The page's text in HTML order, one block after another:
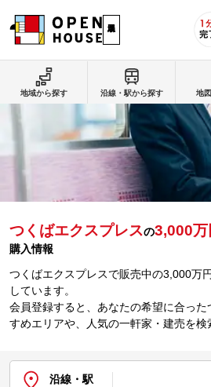
つくばエクスプレスの3,000万
購入情報
つくばエクスプレスで販売中の3,000万
しています。
会員登録すると、あなたの希望に合っ
すめエリアや、人気の一軒家・建売を検
沿線・駅
地域から探す 沿線・駅から探す 地